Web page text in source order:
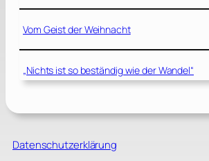
Vom Geist der Weihnacht
„Nichts ist so beständig wie der Wandel“
Datenschutzerklärung